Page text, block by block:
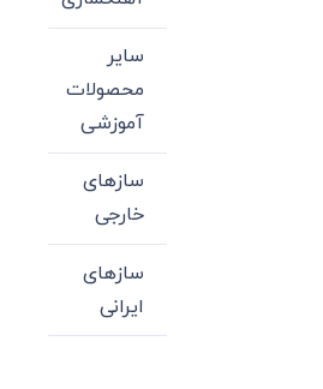
سایر
محصولات
آموزشی
سازهای
خارجی
سازهای
ایرانی